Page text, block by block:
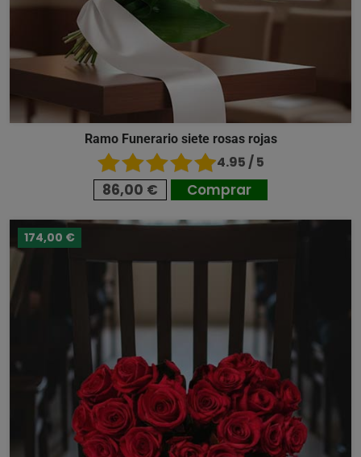
Ramo Funerario siete rosas rojas
4.95 / 5
86,00 € Comprar
174,00 €